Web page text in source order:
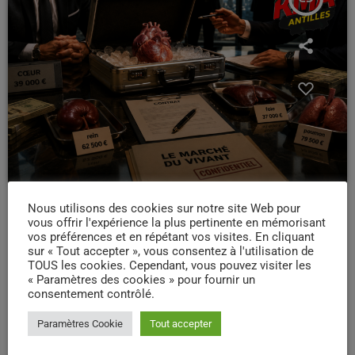
SANTÉ & SOCIÉTÉ
Votre corps coté en bourse : ce
que deviennent vos prises de
sang et vos dons à votre insu.
Le corps humain est-il devenu une marchandise mondiale ? Derrière
les hôpitaux, les laboratoires d’analyses, les biobanques et
Nous utilisons des cookies sur notre site Web pour
vous offrir l'expérience la plus pertinente en mémorisant
vos préférences et en répétant vos visites. En cliquant
sur « Tout accepter », vous consentez à l'utilisation de
TOUS les cookies. Cependant, vous pouvez visiter les
« Paramètres des cookies » pour fournir un
consentement contrôlé.
Paramètres Cookie Tout accepter